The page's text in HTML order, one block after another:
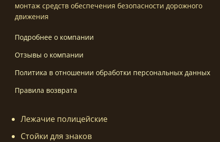
монтаж средств обеспечения безопасности дорожного
движения
Подробнее о компании
Отзывы о компании
Политика в отношении обработки персональных данных
Правила возврата
Лежачие полицейские
Стойки для знаков